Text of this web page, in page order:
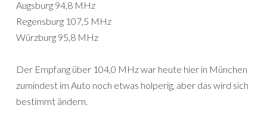
Augsburg 94,8 MHz
Regensburg 107,5 MHz
Würzburg 95,8 MHz
Der Empfang über 104,0 MHz war heute hier in München
zumindest im Auto noch etwas holperig, aber das wird sich
bestimmt ändern.